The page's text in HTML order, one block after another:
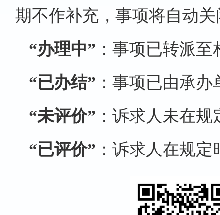
期不作补充，事项将自动关
“办理中” ：事项已转派
“已办结” ：事项已由承
“未评价” ：诉求人未在
“已评价” ：诉求人在规